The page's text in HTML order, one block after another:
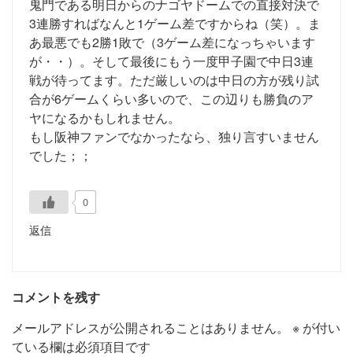
鬼門である明日からのナゴヤドームでの直接対決で
3連勝すればなんと1ゲーム差ですからね（笑）。ま
あ最悪でも2勝1敗で（3ゲーム差になっちゃいます
が・・）。そして最後にもう一度甲子園で中日3連
戦が待ってます。ただ厳しいのは中日の方が残り試
合が6ゲームくらい多いので、この辺りも勝負のア
ヤになるかもしれません。
もし阪神ファンでなかったなら、独り言すいません
でした；；
0
返信
コメントを残す
メールアドレスが公開されることはありません。
※ が付い
ている欄は必須項目です